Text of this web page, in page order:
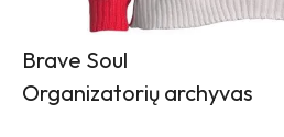
Brave Soul
Organizatorių archyvas